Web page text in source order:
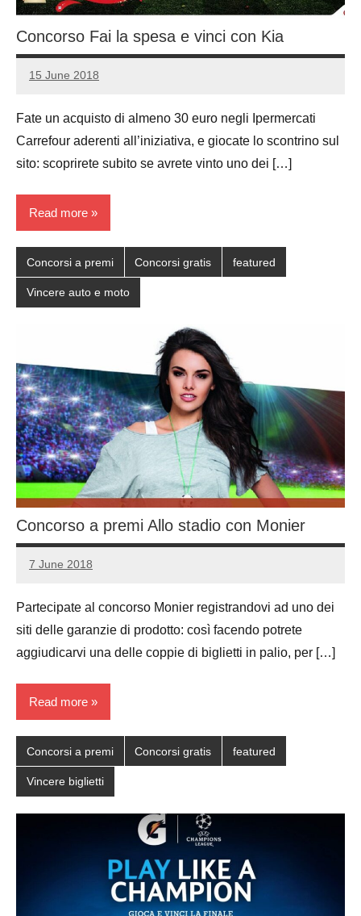
Concorso Fai la spesa e vinci con Kia
15 June 2018
Luca
13
Fate un acquisto di almeno 30 euro negli Ipermercati
Carrefour aderenti all’iniziativa, e giocate lo scontrino sul
sito: scoprirete subito se avrete vinto uno dei […]
Read more
Concorsi a premi Concorsi gratis featured
Vincere auto e moto
Concorso a premi Allo stadio con Monier
7 June 2018
Luca
No
Partecipate al concorso Monier registrandovi ad uno dei
siti delle garanzie di prodotto: così facendo potrete
aggiudicarvi una delle coppie di biglietti in palio, per […]
Read more
Concorsi a premi Concorsi gratis featured
Vincere biglietti